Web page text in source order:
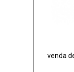
venda